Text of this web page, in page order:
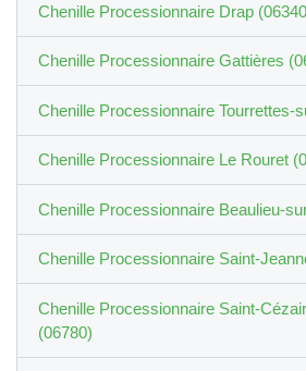
Chenille Processionnaire Drap
Chenille Processionnaire Gattières
Chenille Processionnaire Tourrettes-
Chenille Processionnaire Le Rouret
Chenille Processionnaire Beaulieu-
Chenille Processionnaire Saint-
Chenille Processionnaire Saint-
(06780)